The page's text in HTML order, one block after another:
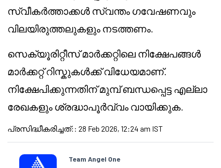
സ്വീകർത്താക്കൾ സ്വന്തം ഗവേഷണവും
വിലയിരുത്തലുകളും നടത്തണം.
സെക്യൂരിറ്റീസ് മാർക്കറ്റിലെ നിക്ഷേപങ്ങൾ
മാർക്കറ്റ് റിസ്കുകൾക്ക് വിധേയമാണ്.
നിക്ഷേപിക്കുന്നതിന് മുമ്പ് ബന്ധപ്പെട്ട എല്ലാ
രേഖകളും ശ്രദ്ധാപൂർവ്വം വായിക്കുക.
പ്രസിദ്ധീകരിച്ചത്: : 28 Feb 2026, 12:24 am IST
Team Angel One